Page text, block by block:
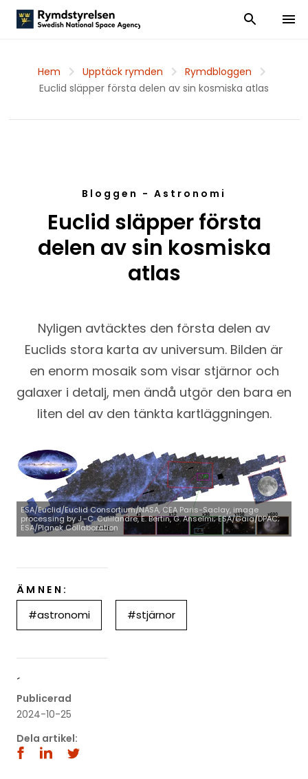
Visa och dölj
Visa
Hem Upptäck rymden
Rymdbloggen
Euclid släpper första delen av sin kosmiska atlas
Bloggen - Astronomi
Euclid släpper första
delen av sin kosmiska
atlas
Nyligen avtäcktes den första delen av
Euclids stora karta av universum. Bilden är
en enorm mosaik som visar stjärnor och
galaxer i detalj, men ändå utgör den bara en
liten del av den tänkta kartläggningen.
ESA/Euclid/Euclid Consortium/NASA, CEA Paris-Saclay, image
processing by J.-C. Cuillandre, E. Bertin, G. Anselmi; ESA/Gaia/DPAC;
ESA/Planck Collaboration
ÄMNEN:
#astronomi #stjärnor
´
Publicerad
2024-10-25
Dela artikel: